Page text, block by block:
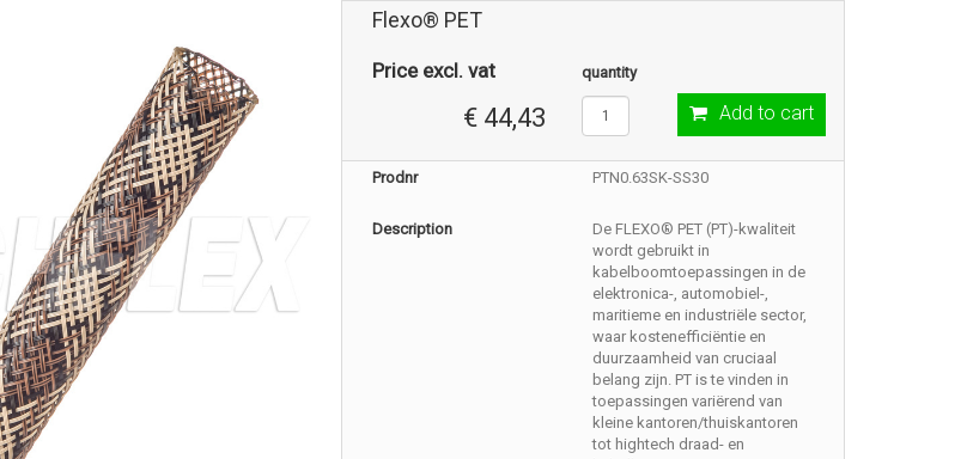
Flexo® PET
Price excl. vat
€ 44,43
quantity
Add to cart
Prodnr PTN0.63SK-SS30
Description
De FLEXO® PET (PT)-kwaliteit
wordt gebruikt in
kabelboomtoepassingen in de
elektronica-, automobiel-,
maritieme en industriële sector,
waar kostenefficiëntie en
duurzaamheid van cruciaal
belang zijn. PT is te vinden in
toepassingen variërend van
kleine kantoren/thuiskantoren
tot hightech draad- en